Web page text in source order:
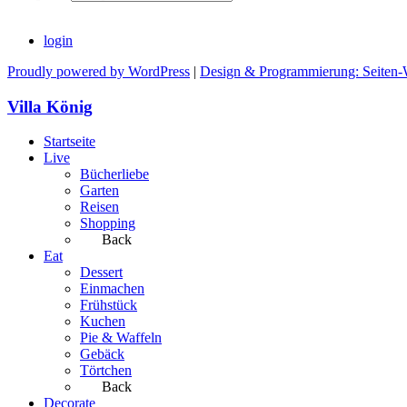
login
Proudly powered by WordPress | Design & Programmierung: Seiten-
Villa König
Startseite
Live
Bücherliebe
Garten
Reisen
Shopping
Back
Eat
Dessert
Einmachen
Frühstück
Kuchen
Pie & Waffeln
Gebäck
Törtchen
Back
Decorate